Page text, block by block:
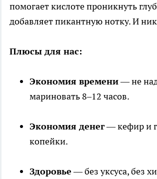
помогает кислоте проникнуть
добавляет пикантную нотку. И
Плюсы для нас:
Экономия времени— не
мариновать 8–12 часов.
Экономия денег— кефир и
копейки.
Здоровье— без уксуса, без